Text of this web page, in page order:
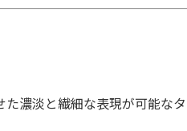
濃淡と繊細な表現が可能な